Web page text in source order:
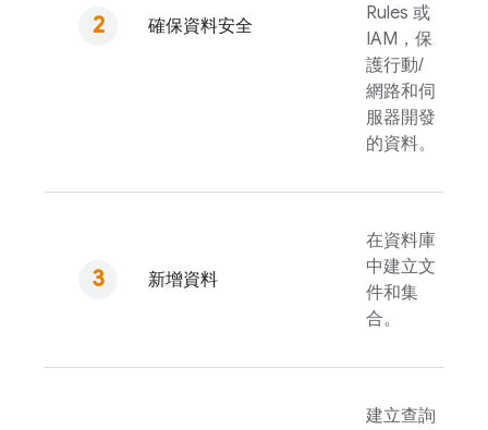
確保資料安全
Rules 或
IAM，保
護行動/
網路和伺
服器開發
的資料。
新增資料
在資料庫
中建立文
件和集
合。
建立查詢